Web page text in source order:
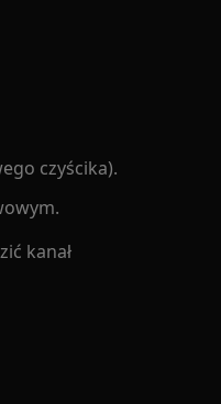
czyścika).
kanał